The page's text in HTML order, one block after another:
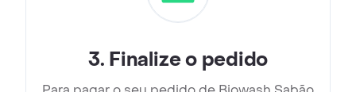
3. Finalize o pedido